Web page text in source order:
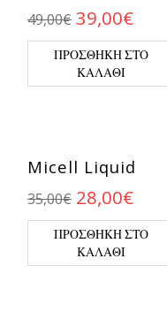
49,00€ Original
39,00€Η
ΠΡΟΣΘΉΚΗ ΣΤΟ
ΚΑΛΆΘΙ
Micell Liquid
35,00€ Original
28,00€Η
ΠΡΟΣΘΉΚΗ ΣΤΟ
ΚΑΛΆΘΙ